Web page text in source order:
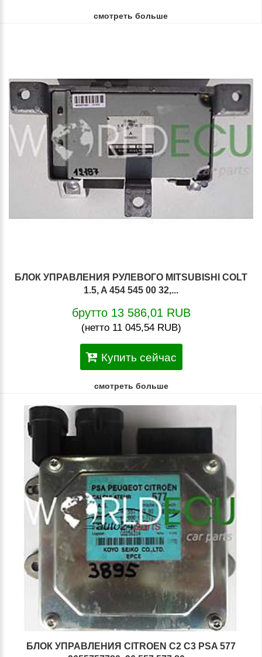
смотреть больше
БЛОК УПРАВЛЕНИЯ РУЛЕВОГО MITSUBISHI COLT
1.5, A 454 545 00 32,...
брутто 13 586,01 RUB
(нетто 11 045,54 RUB)
Купить сейчас
смотреть больше
БЛОК УПРАВЛЕНИЯ CITROEN C2 C3 PSA 577